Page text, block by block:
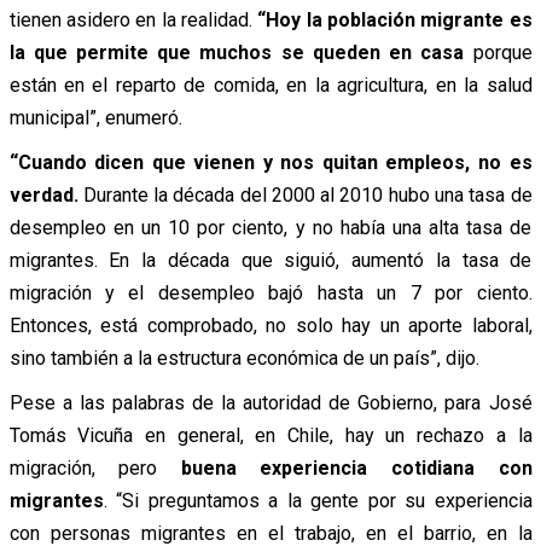
tienen asidero en la realidad. “Hoy la población migrante es
la que permite que muchos se queden en casa porque
están en el reparto de comida, en la agricultura, en la salud
municipal”, enumeró.
“Cuando dicen que vienen y nos quitan empleos, no es
verdad. Durante la década del 2000 al 2010 hubo una tasa de
desempleo en un 10 por ciento, y no había una alta tasa de
migrantes. En la década que siguió, aumentó la tasa de
migración y el desempleo bajó hasta un 7 por ciento.
Entonces, está comprobado, no solo hay un aporte laboral,
sino también a la estructura económica de un país”, dijo.
Pese a las palabras de la autoridad de Gobierno, para José
Tomás Vicuña en general, en Chile, hay un rechazo a la
migración, pero buena experiencia cotidiana con
migrantes. “Si preguntamos a la gente por su experiencia
con personas migrantes en el trabajo, en el barrio, en la